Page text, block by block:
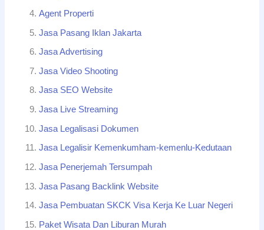
Agent Properti
Jasa Pasang Iklan Jakarta
Jasa Advertising
Jasa Video Shooting
Jasa SEO Website
Jasa Live Streaming
Jasa Legalisasi Dokumen
Jasa Legalisir Kemenkumham-kemenlu-Kedutaan
Jasa Penerjemah Tersumpah
Jasa Pasang Backlink Website
Jasa Pembuatan SKCK Visa Kerja Ke Luar Negeri
Paket Wisata Dan Liburan Murah